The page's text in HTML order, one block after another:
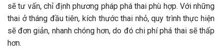
sẽ tư vấn, chỉ định phương pháp phá thai phù hợp. Với những
thai ở tháng đầu tiên, kích thước thai nhỏ, quy trình thực hiện
sẽ đơn giản, nhanh chóng hơn, do đó chi phí phá thai sẽ thấp
hơn.